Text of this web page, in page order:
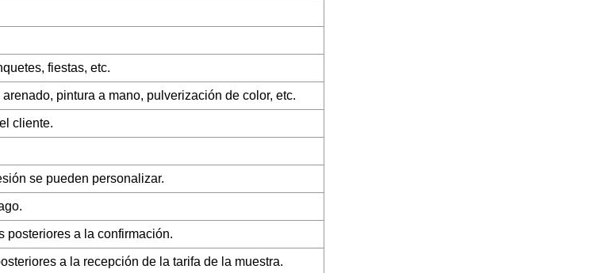
fiestas, etc.
pintura a mano, pulverización de color, etc.
cliente.
se pueden personalizar.
posteriores a la confirmación.
a la recepción de la tarifa de la muestra.